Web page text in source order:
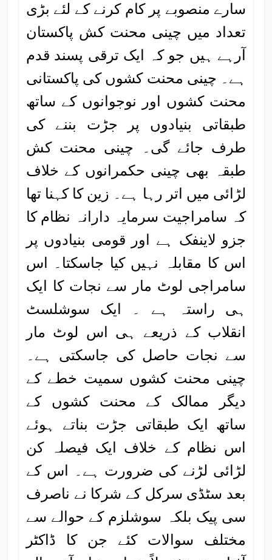
سارے منصوبے پر کام کرنے کے لئے بڑی
تعداد میں چینی محنت کش پاکستان
آرہے ہیں جو کہ ایک ترقی پسند قدم
ہے۔ چینی محنت کشوں کی پاکستانی
محنت کشوں اور نوجوانوں کے ساتھ
طبقاتی بنیادوں پر جڑت بننے کی
طرف جائے گی۔ چینی محنت کش
طبقہ بھی چینی حکمرانوں کے خلاف
لڑائی میں اتر رہا ہے۔ زین کا کہنا تھا
کہ سامراجیت سرمایہ دارانہ نظام کا
جزو لاینفک ہے اور قومی بنیادوں پر
اس کا مقابلہ نہیں کیا جاسکتا۔ اس
سامراجی لوٹ مار سے نجات کا ایک
ہی راستہ ہے ۔ ایک سوشلسٹ
انقلاب کے ذریعے ہی اس لوٹ مار
سے نجات حاصل کی جاسکتی ہے۔
چینی محنت کشوں سمیت خطے کے
دیگر ممالک کے محنت کشوں کے
ساتھ ایک طبقاتی جڑت بناتے ہوئے
اس نظام کے خلاف ایک فیصلہ کن
لڑائی لڑنے کی ضرورت ہے۔ اس کے
بعد سٹڈی سرکل کے شرکا نے ناصرف
سی پیک بلکہ سوشلزم کے حوالے سے
مختلف سوالات کئے جن کا ڈاکٹر